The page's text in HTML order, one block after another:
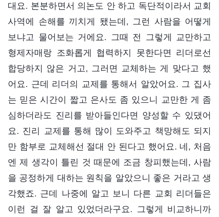
대요. 본분하면서 의논도 안 하고 독단적이라서 교회
사역에 손해를 끼치게 됐는데, 그런 사람을 어떻게
보냐고 물어보는 거에요. 그때 전 그렇게 교만하고
형제자매랑 조화롭게 협력하지 못한다면 리더로선
합당하지 않은 거고, 그러면 교체하는 게 맞다고 했
어요. 근데 리더의 교제를 통해서 알았어요. 그 집사
는 믿은 시간이 짧고 은사도 좀 있으니 교만한 게 좀
심하더라도 진리를 받아들인다면 양성할 수 있댔어
요. 진리 교제를 통해 많이 도와주고 책망해도 되지
만 함부로 교체해선 절대 안 된다고 했어요. 네, 처음
엔 제 생각이 틀린 것 때문에 조금 창피했는데, 사람
을 공정하게 대하는 원칙을 알았으니 좋은 거라고 생
각했죠. 근데 나중에 알고 보니 다른 교회 리더들은
이런 걸 잘 알고 있었더라구요. 그렇게 비교하니까